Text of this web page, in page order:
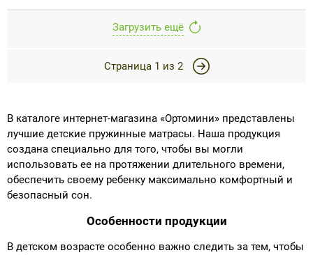
Загрузить ещё
Страница 1 из 2
В каталоге интернет-магазина «Ортомини» представлены
лучшие детские пружинные матрасы. Наша продукция
создана специально для того, чтобы вы могли
использовать ее на протяжении длительного времени,
обеспечить своему ребенку максимально комфортный и
безопасный сон.
Особенности продукции
В детском возрасте особенно важно следить за тем, чтобы